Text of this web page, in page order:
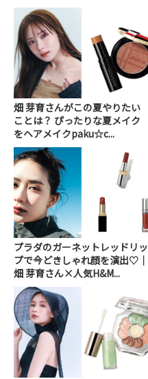
畑 芽育さんがこの夏やりたい
ことは？ ぴったりな夏メイク
をヘアメイクpaku☆c...
プラダのガーネットレッドリッ
プで今どきしゃれ顔を演出♡｜
畑 芽育さん×人気H&M...